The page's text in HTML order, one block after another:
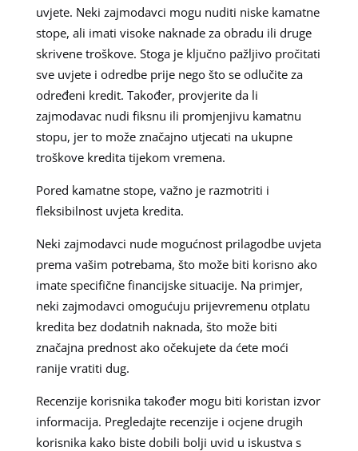
uvjete. Neki zajmodavci mogu nuditi niske kamatne
stope, ali imati visoke naknade za obradu ili druge
skrivene troškove. Stoga je ključno pažljivo pročitati
sve uvjete i odredbe prije nego što se odlučite za
određeni kredit. Također, provjerite da li
zajmodavac nudi fiksnu ili promjenjivu kamatnu
stopu, jer to može značajno utjecati na ukupne
troškove kredita tijekom vremena.
Pored kamatne stope, važno je razmotriti i
fleksibilnost uvjeta kredita.
Neki zajmodavci nude mogućnost prilagodbe uvjeta
prema vašim potrebama, što može biti korisno ako
imate specifične financijske situacije. Na primjer,
neki zajmodavci omogućuju prijevremenu otplatu
kredita bez dodatnih naknada, što može biti
značajna prednost ako očekujete da ćete moći
ranije vratiti dug.
Recenzije korisnika također mogu biti koristan izvor
informacija. Pregledajte recenzije i ocjene drugih
korisnika kako biste dobili bolji uvid u iskustva s